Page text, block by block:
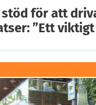
för att
”Ett